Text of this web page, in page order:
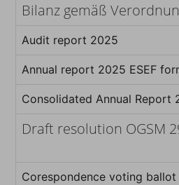
Bilanz gemäß
Audit report 2025
Annual report 2025 ESEF
Consolidated Annual Report
Draft resolution OGSM
Corespondence voting